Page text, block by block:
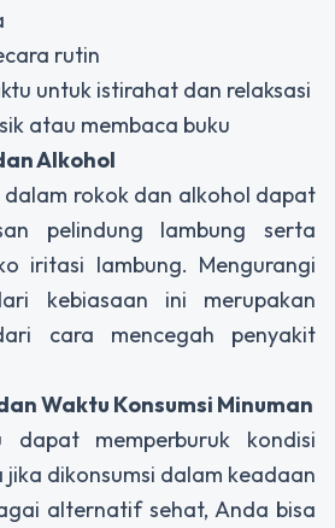
rutin
untuk istirahat dan relaksasi
atau membaca buku
Alkohol
rokok dan alkohol dapat
pelindung lambung serta
iritasi lambung. Mengurangi
kebiasaan ini merupakan
cara mencegah penyakit
Waktu Konsumsi Minuman
dapat memperburuk kondisi
dikonsumsi dalam keadaan
alternatif sehat, Anda bisa